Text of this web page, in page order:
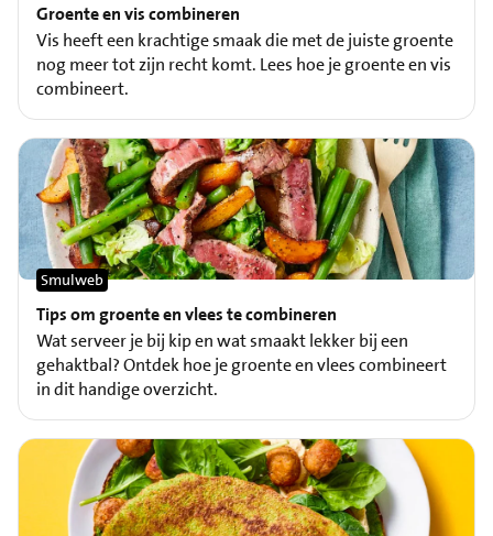
Groente en vis combineren
Vis heeft een krachtige smaak die met de juiste groente
nog meer tot zijn recht komt. Lees hoe je groente en vis
combineert.
Tips om groente en vlees te combineren
Smulweb
Wat serveer je bij kip en wat smaakt lekker bij een
gehaktbal? Ontdek hoe je groente en vlees combineert
in dit handige overzicht.